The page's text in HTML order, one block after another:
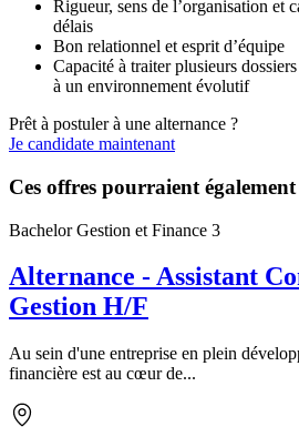
Rigueur, sens de l’organisation et
délais
Bon relationnel et esprit d’équipe
Capacité à traiter plusieurs
à un environnement évolutif
Prêt à postuler à une alternance ?
Je candidate maintenant
Ces offres pourraient
Bachelor Gestion et Finance 3
Alternance - Assistant
Gestion H/F
Au sein d'une entreprise en plein
financière est au cœur de...